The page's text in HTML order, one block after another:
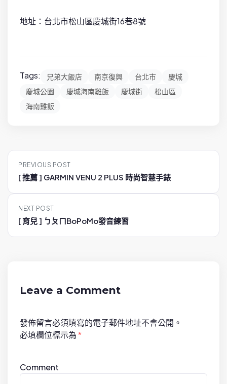
地址：台北市松山區慶城街16巷8號
Tags: 兄弟大飯店 南京復興 台北市
慶城
慶城公園
慶城海南雞飯 慶城街
松山區
海南雞飯
P
t
v
PREVIOUS POST
[ 推薦 ] GARMIN VENU 2 PLUS 時尚智慧手錶
NEXT POST
[ 育兒 ] ㄅㄆㄇBoPoMo發音練習
Leave a Comment
發佈留言必須填寫的電子郵件地址不會公開。
必填欄位標示為*
Comment